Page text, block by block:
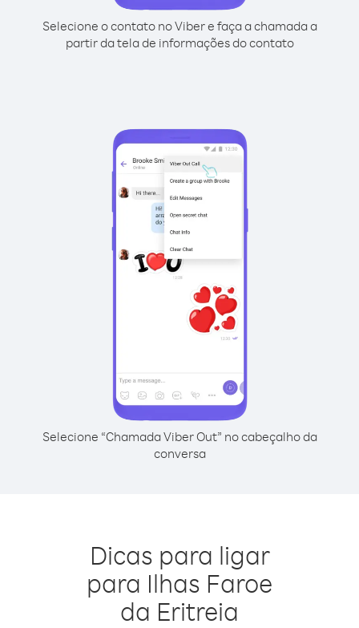
Selecione o contato no Viber e faça a chamada a
partir da tela de informações do contato
Selecione “Chamada Viber Out” no cabeçalho da
conversa
Dicas para ligar
para Ilhas Faroe
da Eritreia